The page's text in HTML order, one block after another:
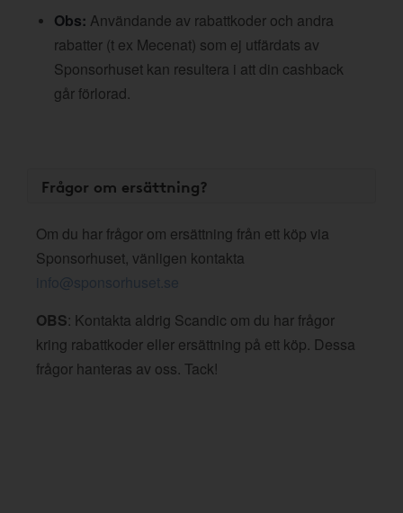
Obs: Användande av rabattkoder och andra
rabatter (t ex Mecenat) som ej utfärdats av
Sponsorhuset kan resultera i att din cashback
går förlorad.
Frågor om ersättning?
Om du har frågor om ersättning från ett köp via
Sponsorhuset, vänligen kontakta
info@sponsorhuset.se
OBS: Kontakta aldrig Scandic om du har frågor
kring rabattkoder eller ersättning på ett köp. Dessa
frågor hanteras av oss. Tack!